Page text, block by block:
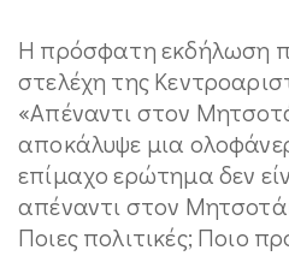
Η πρόσφατη εκδήλωση
στελέχη της
«Απέναντι στον
αποκάλυψε μια
επίμαχο ερώτημα δεν
απέναντι στον
Ποιες πολιτικές; Ποιο